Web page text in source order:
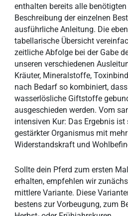
enthalten bereits alle benötigten
Beschreibung der einzelnen
ausführliche Anleitung. Die
tabellarische Übersicht
zeitliche Abfolge bei der Gabe
unseren verschiedenen
Kräuter, Mineralstoffe,
nach Bedarf so kombiniert,
wasserlösliche Giftstoffe
ausgeschieden werden. Vom
intensiven Kur: Das Ergebnis
gestärkter Organismus mit
Widerstandskraft und
Sollte dein Pferd zum ersten
erhalten, empfehlen wir
mittlere Variante. Diese
bestens zur Vorbeugung, zum